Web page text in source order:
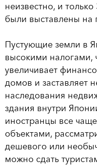
неизвестно, и
были выставлены на
Пустующие земли в
высокими налогами,
увеличивает
домов и заставляет
наследования
здания внутри
иностранцы все
объектами,
дешевого или
можно сдать